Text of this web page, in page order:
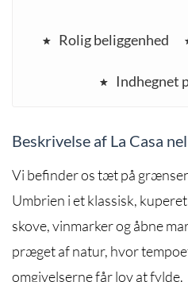
Rolig beliggenhed
Indhegnet
Beskrivelse af La Casa
Vi befinder os tæt på
Umbrien i et klassisk,
skove, vinmarker og åbne
præget af natur, hvor
omgivelserne får lov at fylde.